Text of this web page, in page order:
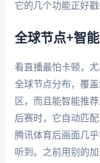
它的几个功能正好
全球节点+智
看直播最怕卡顿，尤
全球节点分布，覆
区，而且能智能推
后赛时，它自动匹
腾讯体育后画面几
听到。之前用别的